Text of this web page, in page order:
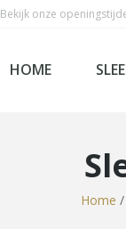
Bekijk onze
HOME
Home /